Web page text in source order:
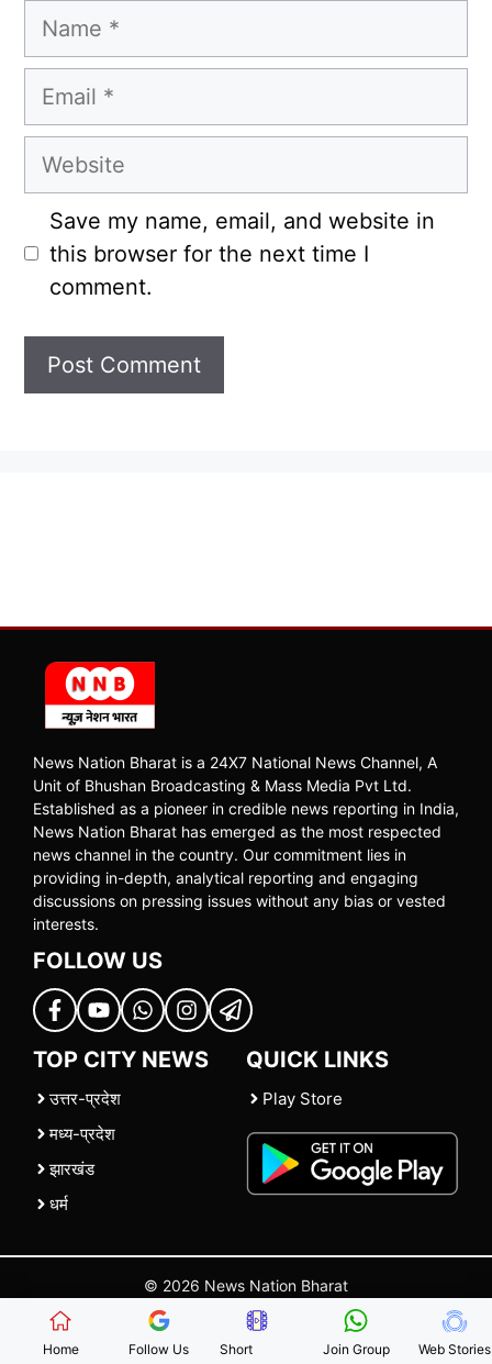
Name
Email
Website
Save my name, email, and website in
this browser for the next time I
comment.
News Nation Bharat is a 24X7 National News Channel, A
Unit of Bhushan Broadcasting & Mass Media Pvt Ltd.
Established as a pioneer in credible news reporting in India,
News Nation Bharat has emerged as the most respected
news channel in the country. Our commitment lies in
providing in-depth, analytical reporting and engaging
discussions on pressing issues without any bias or vested
interests.
FOLLOW US
TOP CITY NEWS
उत्तर-प्रदेश
मध्य-प्रदेश
झारखंड
धर्म
QUICK LINKS
Play Store
© 2026 News Nation Bharat
| |Contact Us |Policies Terms and Conditions
Home Follow Us Short Join Group Web Stories